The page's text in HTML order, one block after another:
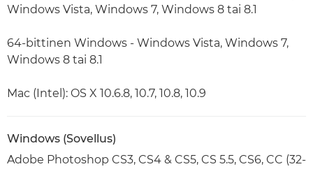
Windows Vista, Windows 7, Windows 8 tai 8.1
64-bittinen Windows - Windows Vista, Windows 7,
Windows 8 tai 8.1
Mac (Intel): OS X 10.6.8, 10.7, 10.8, 10.9
Windows (Sovellus)
Adobe Photoshop CS3, CS4 & CS5, CS 5.5, CS6, CC (32-